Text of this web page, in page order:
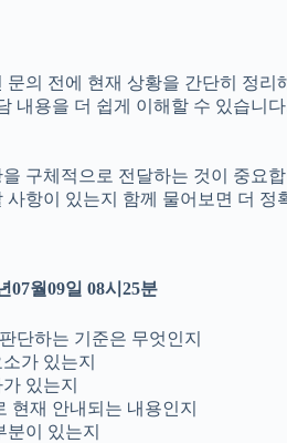
의 전에 현재 상황을 간단히 정
내용을 더 쉽게 이해할 수 있습니
구체적으로 전달하는 것이 중요
항이 있는지 함께 물어보면 더 정
07월09일 08시25분
단하는 기준은 무엇인지
가 있는지
있는지
현재 안내되는 내용인지
이 있는지